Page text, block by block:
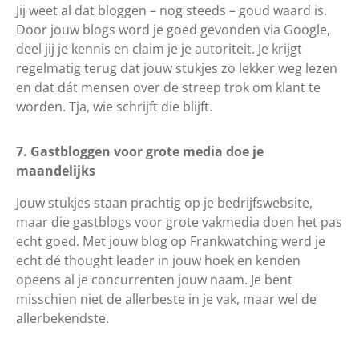
Jij weet al dat bloggen – nog steeds – goud waard is.
Door jouw blogs word je goed gevonden via Google,
deel jij je kennis en claim je je autoriteit. Je krijgt
regelmatig terug dat jouw stukjes zo lekker weg lezen
en dat dát mensen over de streep trok om klant te
worden. Tja, wie schrijft die blijft.
7. Gastbloggen voor grote media doe je
maandelijks
Jouw stukjes staan prachtig op je bedrijfswebsite,
maar die gastblogs voor grote vakmedia doen het pas
echt goed. Met jouw blog op Frankwatching werd je
echt dé thought leader in jouw hoek en kenden
opeens al je concurrenten jouw naam. Je bent
misschien niet de allerbeste in je vak, maar wel de
allerbekendste.